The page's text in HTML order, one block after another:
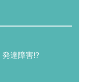
発達障害!?